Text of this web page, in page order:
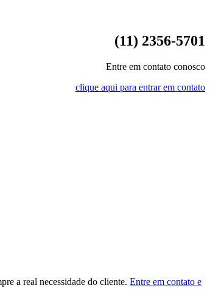
(11) 2356-5701
Entre em contato conosco
clique aqui para entrar em contato
a real necessidade do cliente. Entre em contato e